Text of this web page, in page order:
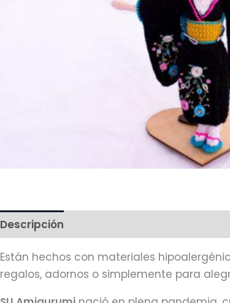
Descripción
Están hechos con materiales
regalos, adornos o simplemente para